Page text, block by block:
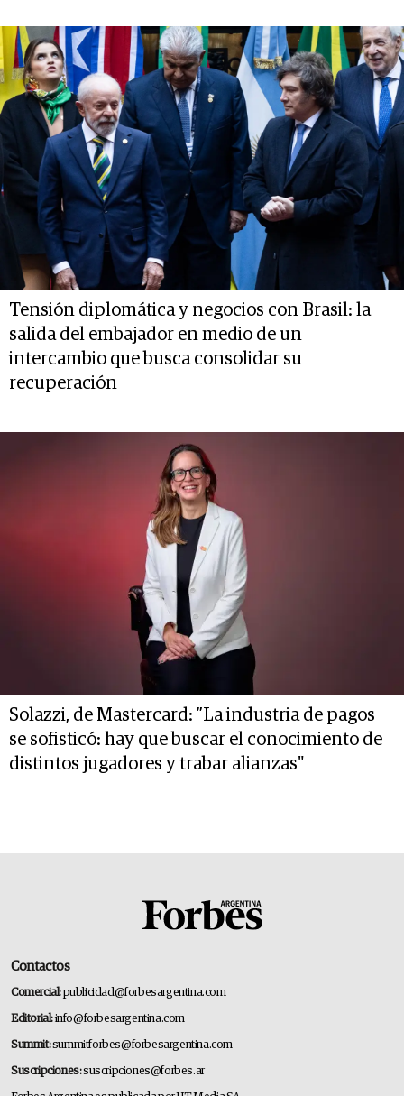
Tensión diplomática y negocios con Brasil: la
salida del embajador en medio de un
intercambio que busca consolidar su
recuperación
Solazzi, de Mastercard: ”La industria de pagos
se sofisticó: hay que buscar el conocimiento de
distintos jugadores y trabar alianzas"
Contactos
Comercial:publicidad@forbesargentina.com
Editorial:info@forbesargentina.com
Summit:summitforbes@forbesargentina.com
Suscripciones:suscripciones@forbes.ar